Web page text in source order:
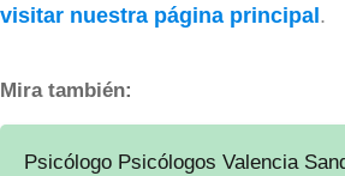
visitar nuestra página principal.
Mira también:
Psicólogo Psicólogos Valencia